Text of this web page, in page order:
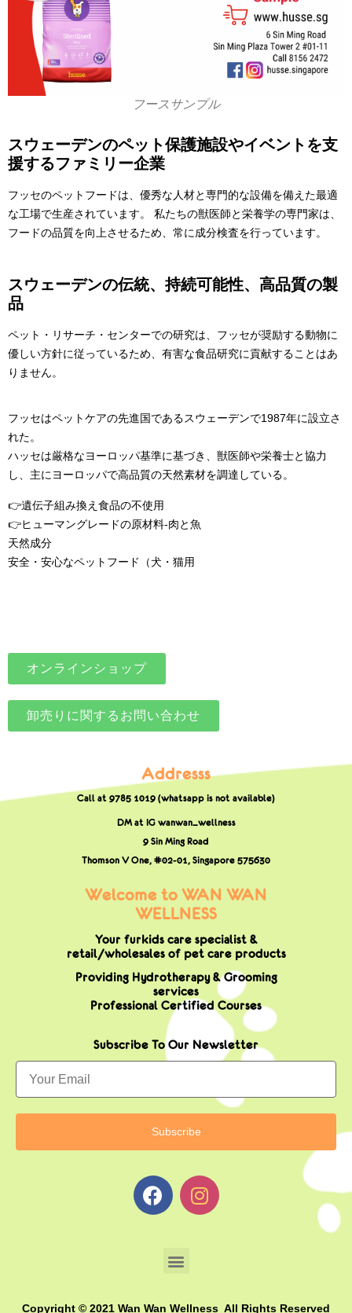
フースサンプル
スウェーデンのペット保護施設やイベントを支
援するファミリー企業
フッセのペットフードは、優秀な人材と専門的な設備を備えた最適
な工場で生産されています。 私たちの獣医師と栄養学の専門家は、
フードの品質を向上させるため、常に成分検査を行っています。
スウェーデンの伝統、持続可能性、高品質の製
品
ペット・リサーチ・センターでの研究は、フッセが奨励する動物に
優しい方針に従っているため、有害な食品研究に貢献することはあ
りません。
フッセはペットケアの先進国であるスウェーデンで1987年に設立さ
れた。
ハッセは厳格なヨーロッパ基準に基づき、獣医師や栄養士と協力
し、主にヨーロッパで高品質の天然素材を調達している。
👉遺伝子組み換え食品の不使用
👉ヒューマングレードの原材料-肉と魚
天然成分
安全・安心なペットフード（犬・猫用
オンラインショップ
卸売りに関するお問い合わせ
Addresss
Call at 9785 1019 (whatsapp is not available)
DM at IG wanwan_wellness
9 Sin Ming Road
Thomson V One, #02-01, Singapore 575630
Welcome to WAN WAN
WELLNESS
Your furkids care specialist &
retail/wholesales of pet care products
Providing Hydrotherapy & Grooming
services
Professional Certified Courses
Subscribe To Our Newsletter
Copyright © 2021 Wan Wan Wellness All Rights Reserved